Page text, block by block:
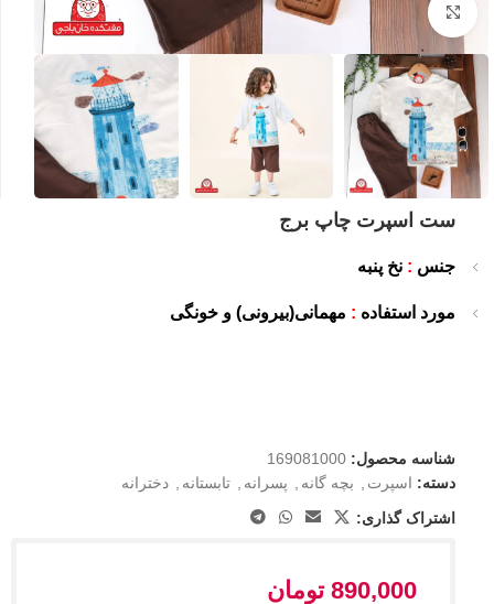
بزرگنمایی تصویر
ست اسپرت چاپ برج
جنس : نخ پنبه
مورد استفاده : مهمانی(بیرونی) و خونگی
شناسه محصول: 169081000
دسته: اسپرت بچه گانه پسرانه تابستانه
دخترانه
اشتراک گذاری:
890,000 تومان